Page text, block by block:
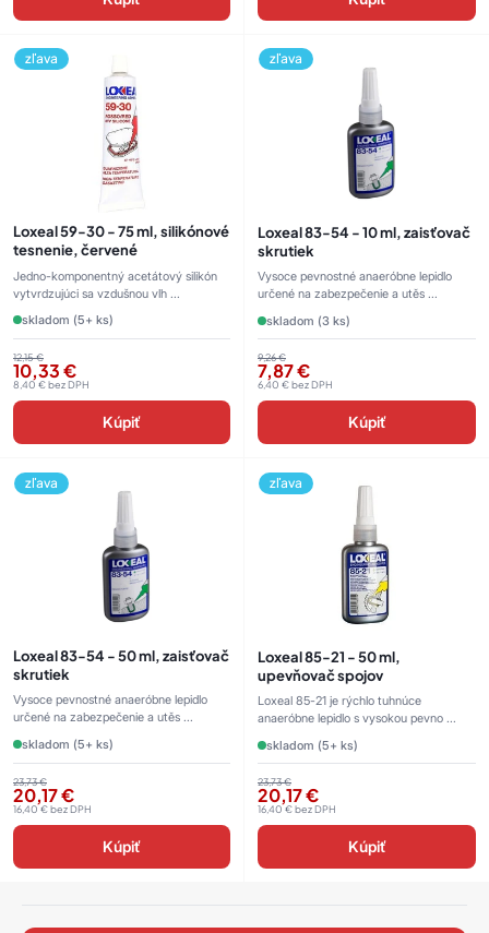
zľava
Loxeal 59-30 - 75 ml, silikónové
tesnenie, červené
Jedno-komponentný acetátový silikón
vytvrdzujúci sa vzdušnou vlh ...
skladom (5+ ks)
12,15€
10,33€
8,40€bez DPH
Kúpiť
zľava
Loxeal 83-54 - 10 ml, zaisťovač
skrutiek
Vysoce pevnostné anaeróbne lepidlo
určené na zabezpečenie a utěs ...
skladom (3 ks)
9,26€
7,87€
6,40 €bez DPH
Kúpiť
zľava
Loxeal 83-54 - 50 ml, zaisťovač
skrutiek
Vysoce pevnostné anaeróbne lepidlo
určené na zabezpečenie a utěs ...
skladom (5+ ks)
23,73€
20,17€
16,40€bez DPH
Kúpiť
zľava
Loxeal 85-21 - 50 ml,
upevňovač spojov
Loxeal 85-21 je rýchlo tuhnúce
anaeróbne lepidlo s vysokou pevno ...
skladom (5+ ks)
23,73€
20,17€
16,40€bez DPH
Kúpiť